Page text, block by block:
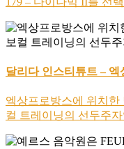
달리다 인스티튜트 –
엑상프로방스에 위치한
컬 트레이닝의 선두주